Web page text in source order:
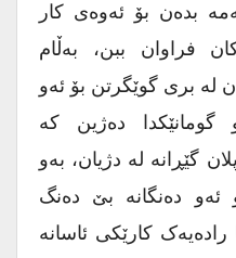
بدەن بۆ ئەوەی کار
فراوان ببن، بەڵام
لە بری گوێگرتن بۆ ئەو
دەژین کە
گێڕانە لە دژیان، بەو
دەنگانە بێ دەنگ
کارێکی ئاسانە